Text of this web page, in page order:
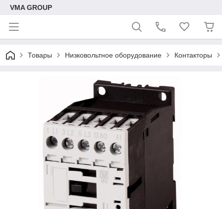
VMA GROUP
Товары Низковольтное оборудование Контакторы